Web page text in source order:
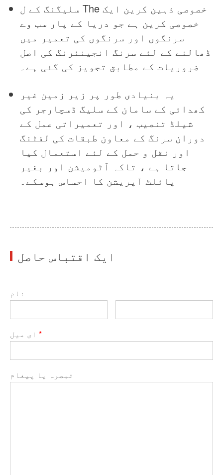
سلیگنگ کے ل The خصوصی ذہین کرین ایک
خصوصی کرین ہے جو دریا کے پار سب وے
سرنگوں اور سرنگوں کی تعمیر میں
ڈھالنے کے لئے سرنگ انجینئرنگ کی اصل
ضروریات کے مطابق تجویز کی گئی ہے۔
یہ بنیادی طور پر زیر زمین غیر
کھدائی کے سامان کے سلیگ ڈسچارجر کی
شیلڈ تنصیب ، اور تعمیراتی عمل کے
دوران سرنگ کے معاون طبقات کی لفٹنگ
اور نقل و حمل کے لئے استعمال کیا
جاتا ہے ، تاکہ آٹومیشن اور بغیر
پائلٹ آپریشن کا احساس ہوسکے۔
ایک اقتباس حاصل
نام
*
تبصرہ یا پیغام